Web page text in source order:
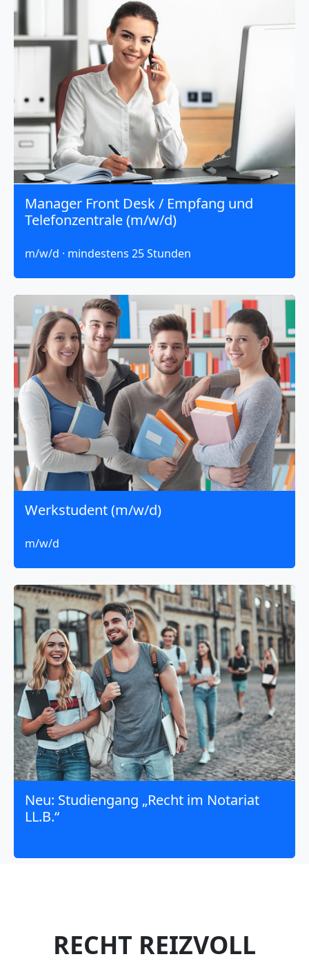
Manager Front Desk / Empfang und
Telefonzentrale (m/w/d)
m/w/d · mindestens 25 Stunden
Werkstudent (m/w/d)
m/w/d
Neu: Studiengang „Recht im Notariat
LL.B.“
RECHT REIZVOLL